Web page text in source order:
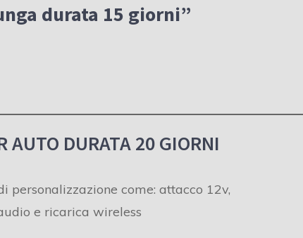
durata 15 giorni”
AUTO DURATA 20 GIORNI
personalizzazione come: attacco 12v,
e ricarica wireless